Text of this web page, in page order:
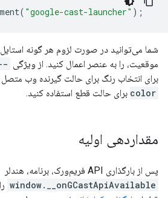
( "google-cast-launcher" );
شما می‌توانید در صورت لزوم هر گونه
موقعیت، را به عنصر اعمال کنید. از ویژگی color
برای انتخاب رنگ برای حالت گیرنده وب
color برای حالت قطع استفاده کنید.
مقداردهی اولیه
پس از بارگذاری API فریم‌ورک، برنامه، هندلر
window.__onGCastApiAvailable